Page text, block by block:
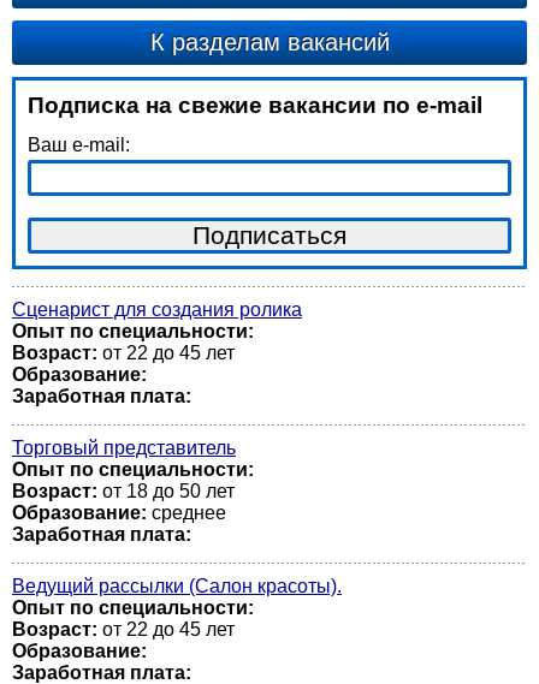
К разделам вакансий
Подписка на свежие вакансии по e-mail
Ваш e-mail:
Сценарист для создания ролика
Опыт по специальности:
Возраст: от 22 до 45 лет
Образование:
Заработная плата:
Торговый представитель
Опыт по специальности:
Возраст: от 18 до 50 лет
Образование: среднее
Заработная плата:
Ведущий рассылки (Салон красоты).
Опыт по специальности:
Возраст: от 22 до 45 лет
Образование:
Заработная плата: